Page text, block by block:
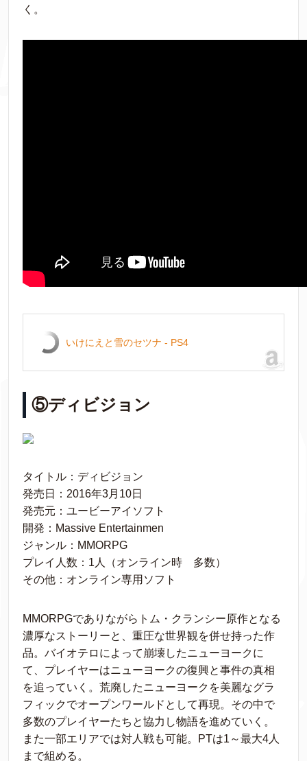
く。
いけにえと雪のセツナ - PS4
⑤ディビジョン
タイトル：ディビジョン
発売日：2016年3月10日
発売元：ユービーアイソフト
開発：Massive Entertainmen
ジャンル：MMORPG
プレイ人数：1人（オンライン時 多数）
その他：オンライン専用ソフト
MMORPGでありながらトム・クランシー原作となる
濃厚なストーリーと、重圧な世界観を併せ持った作
品。バイオテロによって崩壊したニューヨークに
て、プレイヤーはニューヨークの復興と事件の真相
を追っていく。荒廃したニューヨークを美麗なグラ
フィックでオープンワールドとして再現。その中で
多数のプレイヤーたちと協力し物語を進めていく。
また一部エリアでは対人戦も可能。PTは1～最大4人
まで組める。